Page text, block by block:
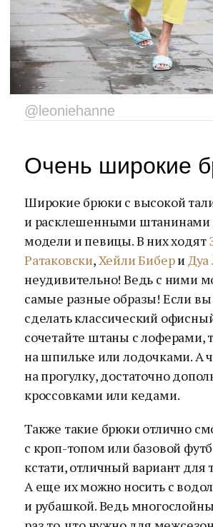
@leoniehanne
Очень широкие
Широкие брюки с высокой
и расклешенными штанинами
модели и певицы. В них ходят
Ратаковски,Хейли Бибери Дуа
неудивительно! Ведь с ними
самые разные образы! Если вы
сделать классический
сочетайте штаны с лоферами,
на шпильке или лодочками. А
на прогулку, достаточно
кроссовками или кедами.
Также такие брюки отлично
с кроп-топом или базовой
кстати, отличный вариант для
А еще их можно носить с
и рубашкой. Ведь